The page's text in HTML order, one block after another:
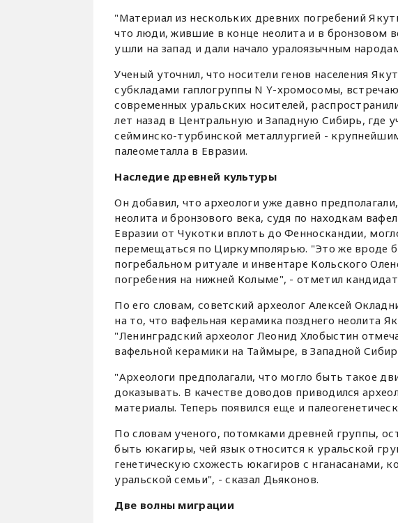
"Материал из нескольких древних погребений
что люди, жившие в конце неолита и в бронзовом
ушли на запад и дали начало уралоязычным
Ученый уточнил, что носители генов населения
субкладами гаплогруппы N Y-хромосомы,
современных уральских носителей,
лет назад в Центральную и Западную Сибирь, где
сейминско-турбинской металлургией -
палеометалла в Евразии.
Наследие древней культуры
Он добавил, что археологи уже давно
неолита и бронзового века, судя по находкам
Евразии от Чукотки вплоть до Фенноскандии,
перемещаться по Циркумполярью. "Это же вроде
погребальном ритуале и инвентаре Кольского
погребения на нижней Колыме", - отметил
По его словам, советский археолог Алексей
на то, что вафельная керамика позднего неолита
"Ленинградский археолог Леонид Хлобыстин
вафельной керамики на Таймыре, в Западной
"Археологи предполагали, что могло быть такое
доказывать. В качестве доводов приводился
материалы. Теперь появился еще и
По словам ученого, потомками древней группы,
быть юкагиры, чей язык относится к уральской
генетическую схожесть юкагиров с нганасанами,
уральской семьи", - сказал Дьяконов.
Две волны миграции